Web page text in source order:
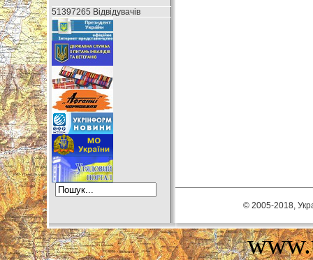
51397265 Відвідувачів
© 2005-2018,